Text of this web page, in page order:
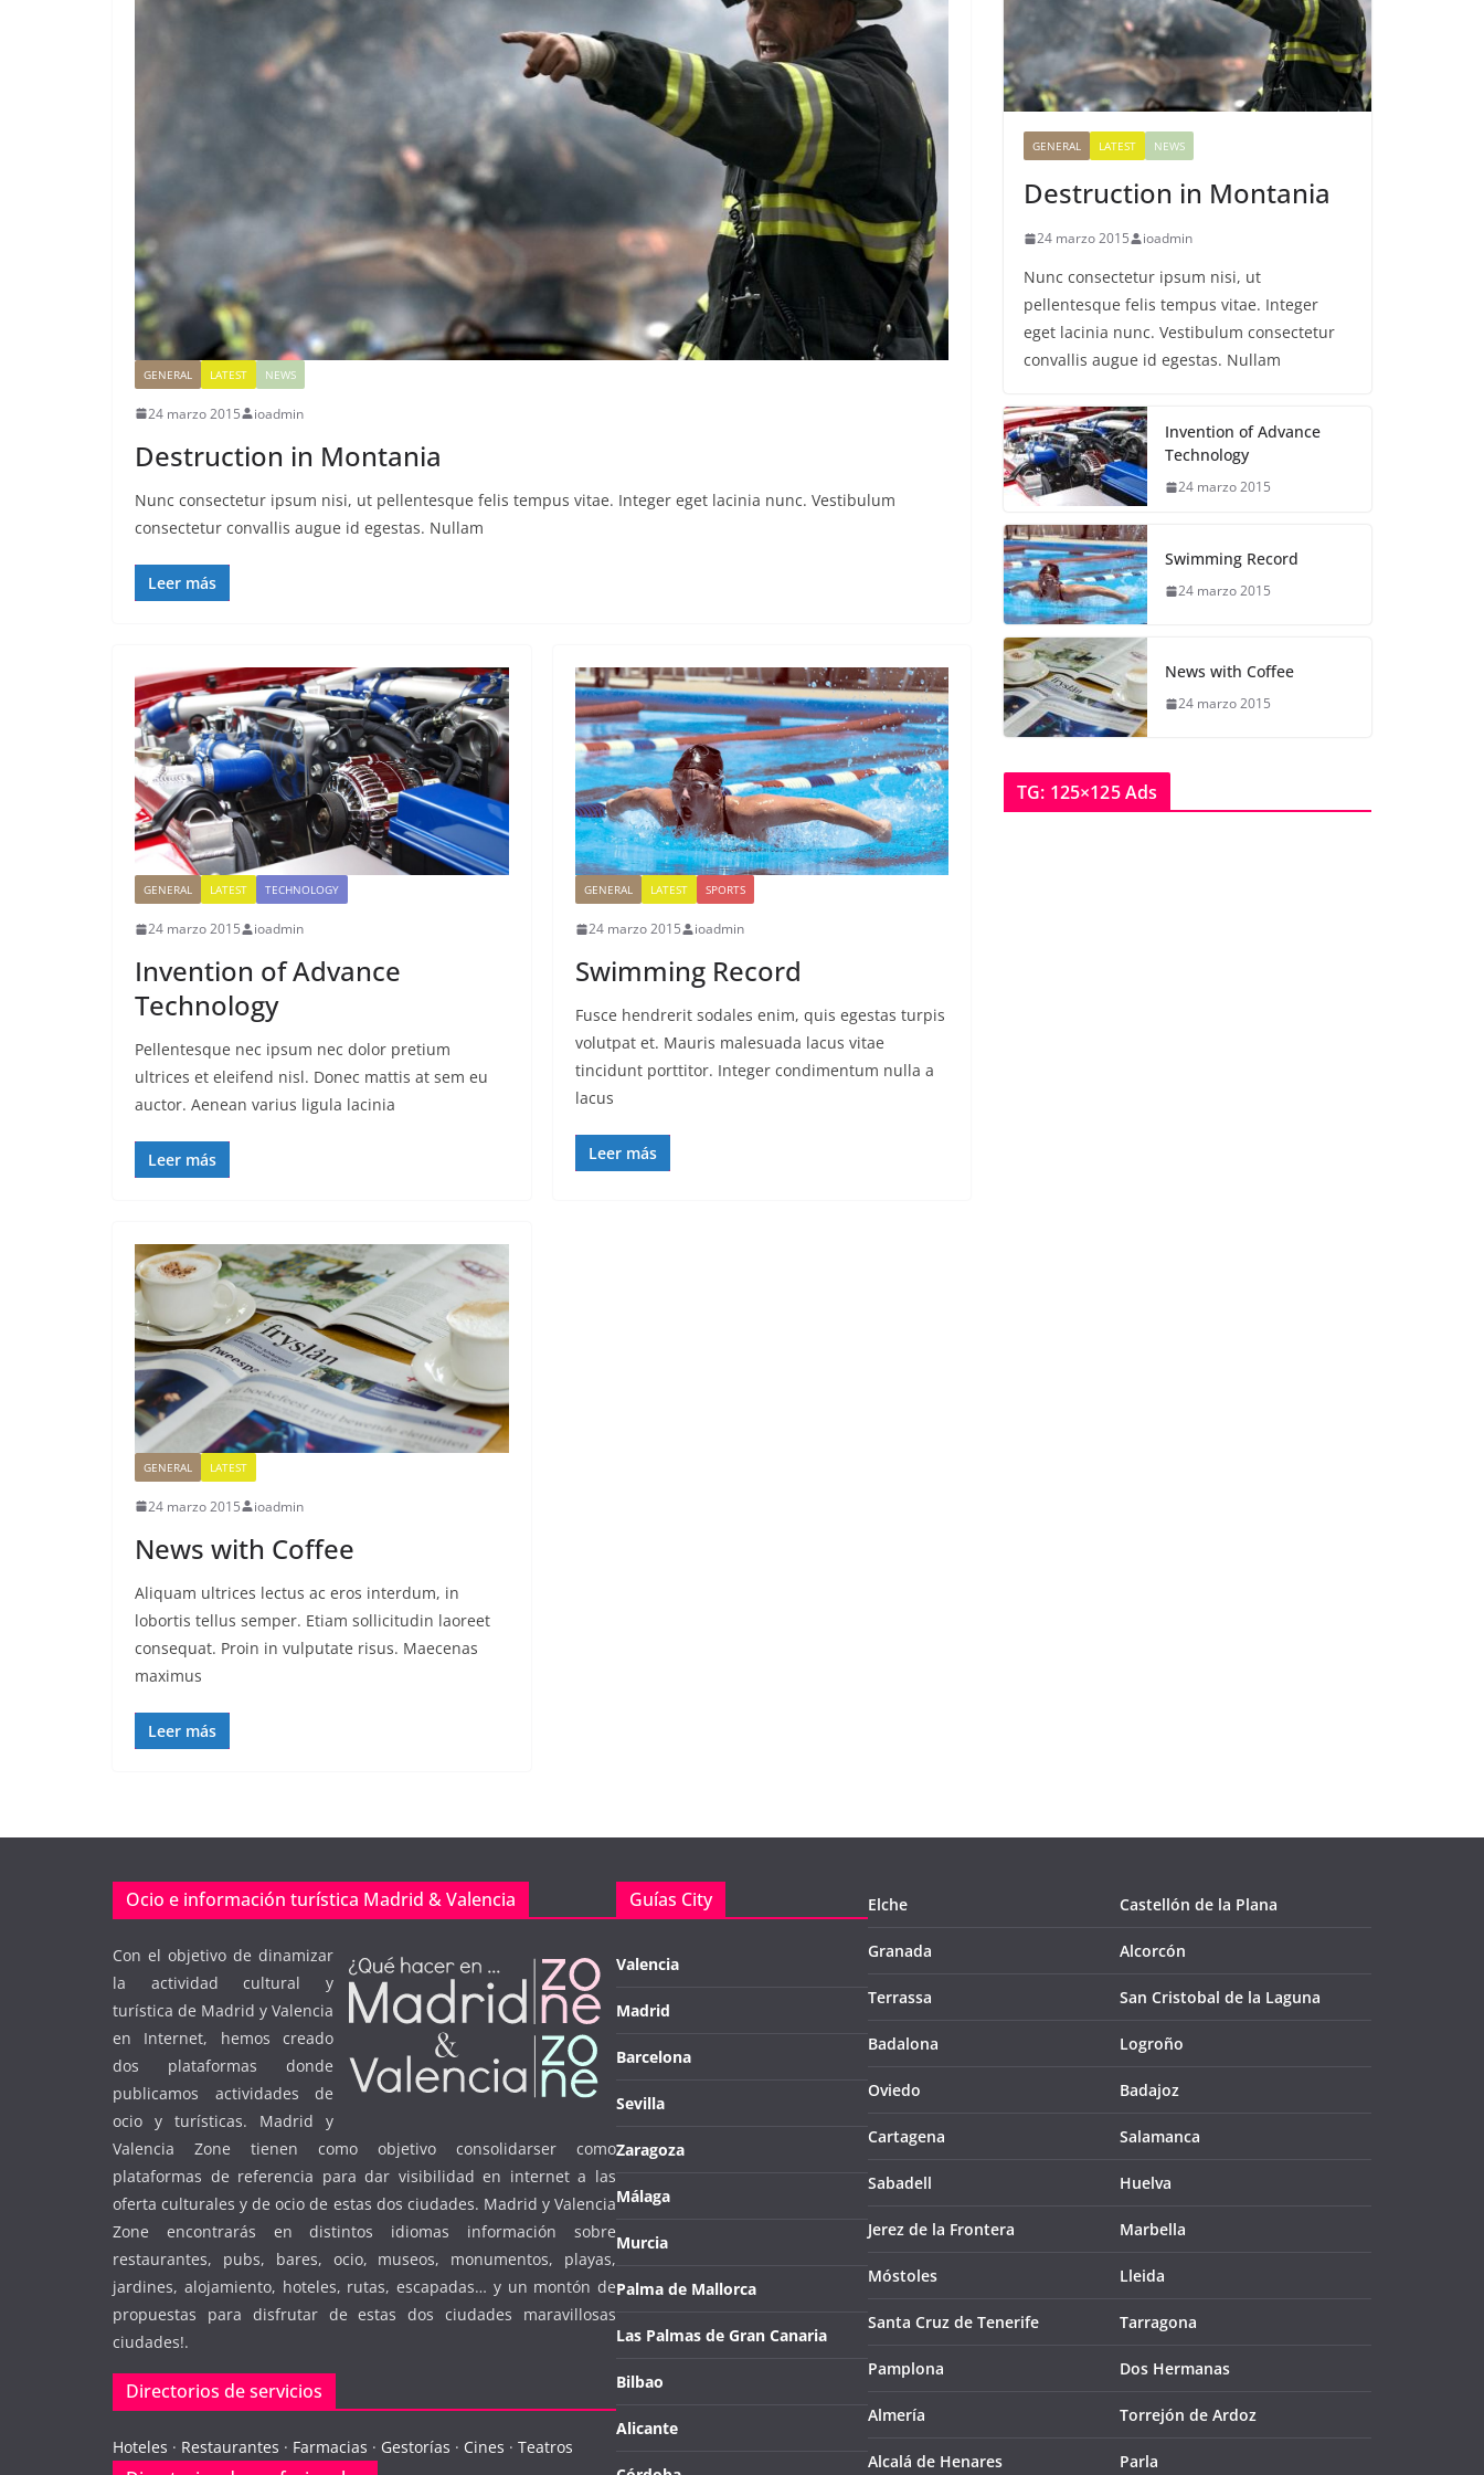
GENERAL LATEST NEWS
24 marzo 2015 ioadmin
Destruction in Montania
Nunc consectetur ipsum nisi, ut pellentesque felis tempus vitae. Integer eget lacinia nunc. Vestibulum
consectetur convallis augue id egestas. Nullam
Leer más
GENERAL LATEST TECHNOLOGY
24 marzo 2015 ioadmin
Invention of Advance
Technology
Pellentesque nec ipsum nec dolor pretium
ultrices et eleifend nisl. Donec mattis at sem eu
auctor. Aenean varius ligula lacinia
Leer más
GENERAL LATEST SPORTS
24 marzo 2015 ioadmin
Swimming Record
Fusce hendrerit sodales enim, quis egestas turpis
volutpat et. Mauris malesuada lacus vitae
tincidunt porttitor. Integer condimentum nulla a
lacus
Leer más
GENERAL LATEST
24 marzo 2015 ioadmin
News with Coffee
Aliquam ultrices lectus ac eros interdum, in
lobortis tellus semper. Etiam sollicitudin laoreet
consequat. Proin in vulputate risus. Maecenas
maximus
Leer más
GENERAL LATEST NEWS
Destruction in Montania
24 marzo 2015 ioadmin
Nunc consectetur ipsum nisi, ut
pellentesque felis tempus vitae. Integer
eget lacinia nunc. Vestibulum consectetur
convallis augue id egestas. Nullam
Invention of Advance
Technology
24 marzo 2015
Swimming Record
24 marzo 2015
News with Coffee
24 marzo 2015
TG: 125×125 Ads
Ocio e información turística Madrid & Valencia
Con el objetivo de dinamizar
la actividad cultural y
turística de Madrid y Valencia
en Internet, hemos creado
dos plataformas donde
publicamos actividades de
ocio y turísticas. Madrid y
Valencia Zone tienen como objetivo consolidarser como
plataformas de referencia para dar visibilidad en internet a las
oferta culturales y de ocio de estas dos ciudades. Madrid y Valencia
Zone encontrarás en distintos idiomas información sobre
restaurantes, pubs, bares, ocio, museos, monumentos, playas,
jardines, alojamiento, hoteles, rutas, escapadas… y un montón de
propuestas para disfrutar de estas dos ciudades maravillosas
ciudades!.
Directorios de servicios
Hoteles · Restaurantes · Farmacias · Gestorías · Cines · Teatros
Guías City
Valencia
Madrid
Barcelona
Sevilla
Zaragoza
Málaga
Murcia
Palma de Mallorca
Las Palmas de Gran Canaria
Bilbao
Alicante
Elche
Granada
Terrassa
Badalona
Oviedo
Cartagena
Sabadell
Jerez de la Frontera
Móstoles
Santa Cruz de Tenerife
Pamplona
Almería
Alcalá de Henares
Castellón de la Plana
Alcorcón
San Cristobal de la Laguna
Logroño
Badajoz
Salamanca
Huelva
Marbella
Lleida
Tarragona
Dos Hermanas
Torrejón de Ardoz
Parla